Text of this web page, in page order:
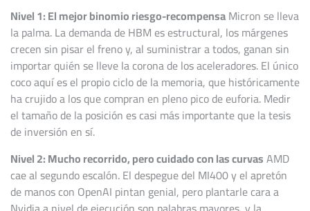
Nivel 1: El mejor binomio riesgo-recompensaMicron se lleva
la palma. La demanda de HBM es estructural, los márgenes
crecen sin pisar el freno y, al suministrar a todos, ganan sin
importar quién se lleve la corona de los aceleradores. El único
coco aquí es el propio ciclo de la memoria, que históricamente
ha crujido a los que compran en pleno pico de euforia. Medir
el tamaño de la posición es casi más importante que la tesis
de inversión en sí.
Nivel 2: Mucho recorrido, pero cuidado con las curvasAMD
cae al segundo escalón. El despegue del MI400 y el apretón
de manos con OpenAI pintan genial, pero plantarle cara a